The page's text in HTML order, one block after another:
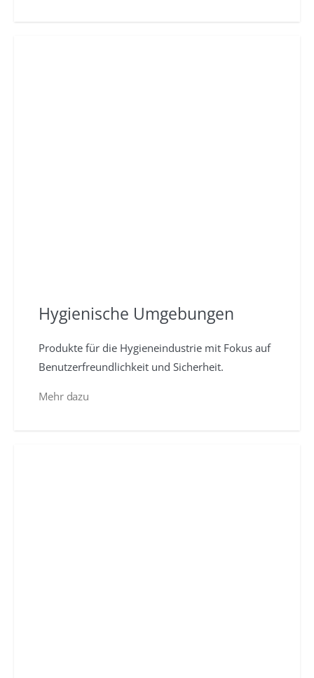
Hygienische Umgebungen
Produkte für die Hygieneindustrie mit Fokus auf
Benutzerfreundlichkeit und Sicherheit.
Mehr dazu